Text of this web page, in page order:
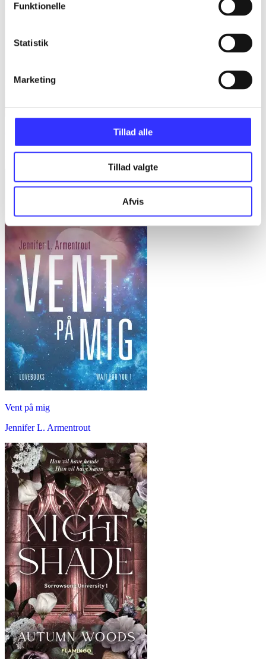
Funktionelle
Statistik
Marketing
Tillad alle
Tillad valgte
Afvis
Navessa Allen
Vent på mig
Jennifer L. Armentrout